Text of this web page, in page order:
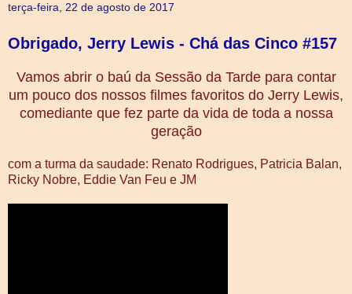
terça-feira, 22 de agosto de 2017
Obrigado, Jerry Lewis - Chá das Cinco #157
Vamos abrir o baú da Sessão da Tarde para contar
um pouco dos nossos filmes favoritos do Jerry Lewis,
comediante que fez parte da vida de toda a nossa
geração
com a turma da saudade: Renato Rodrigues, Patricia Balan,
Ricky Nobre, Eddie Van Feu e JM